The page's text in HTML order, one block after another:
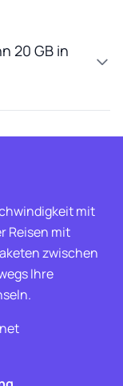
20 GB in
mit
Reisen mit
zwischen
Ihre